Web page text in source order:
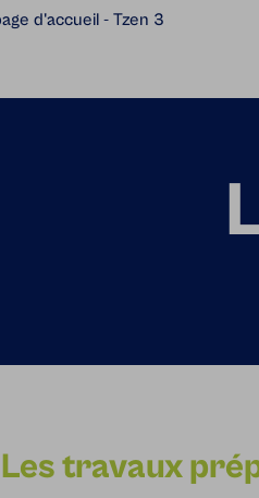
Les travaux